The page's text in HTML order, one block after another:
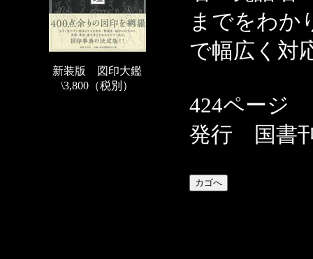
新装版 図印大鑑
\3,800（税別）
までをわか
で幅広く対
424ページ
発行 国書